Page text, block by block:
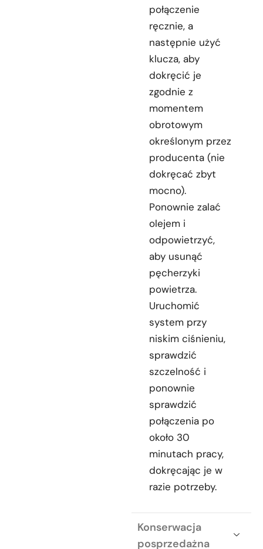
połączenie
ręcznie, a
następnie użyć
klucza, aby
dokręcić je
zgodnie z
momentem
obrotowym
określonym przez
producenta (nie
dokręcać zbyt
mocno).
Ponownie zalać
olejem i
odpowietrzyć,
aby usunąć
pęcherzyki
powietrza.
Uruchomić
system przy
niskim ciśnieniu,
sprawdzić
szczelność i
ponownie
sprawdzić
połączenia po
około 30
minutach pracy,
dokręcając je w
razie potrzeby.
Konserwacja
posprzedażna